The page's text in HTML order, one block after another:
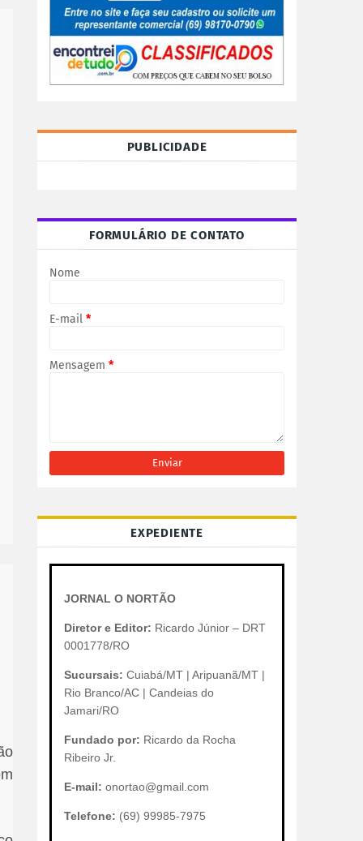
PUBLICIDADE
FORMULÁRIO DE CONTATO
Nome
E-mail *
Mensagem *
EXPEDIENTE
JORNAL O NORTÃO
Diretor e Editor: Ricardo Júnior – DRT
0001778/RO
Sucursais: Cuiabá/MT | Aripuanã/MT |
Rio Branco/AC | Candeias do
Jamari/RO
Fundado por: Ricardo da Rocha
Ribeiro Jr.
E-mail: onortao@gmail.com
Telefone: (69) 99985-7975